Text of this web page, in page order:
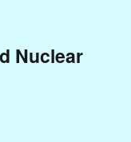
Nuclear